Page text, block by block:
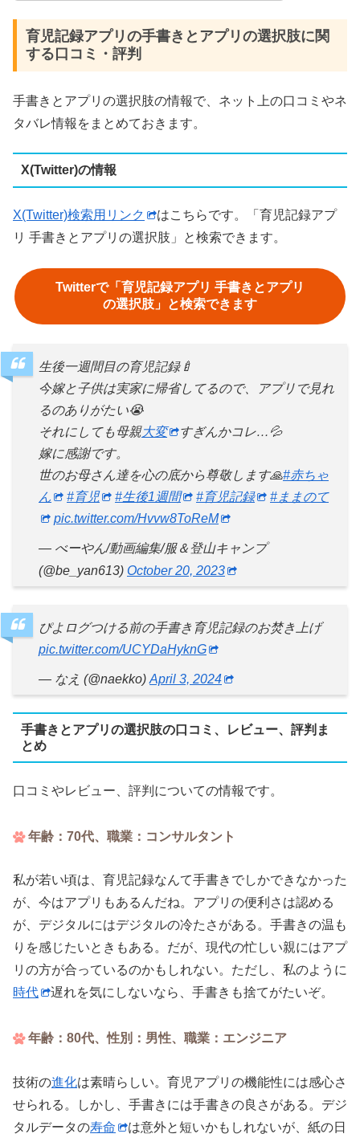
育児記録アプリの手書きとアプリの選択肢に関
する口コミ・評判
手書きとアプリの選択肢の情報で、ネット上の口コミやネ
タバレ情報をまとめておきます。
X(Twitter)の情報
X(Twitter)検索用リンク
はこちらです。「育児記録アプ
リ 手書きとアプリの選択肢」と検索できます。
Twitterで「育児記録アプリ 手書きとアプリ
の選択肢」と検索できます
生後一週間目の育児記録🍼
今嫁と子供は実家に帰省してるので、アプリで見れ
るのありがたい😭
それにしても母親大変
すぎんかコレ…💦
嫁に感謝です。
世のお母さん達を心の底から尊敬します🙏#赤ちゃ
ん
#育児 #生後1週間 #育児記録
#ままのて
pic.twitter.com/Hvvw8ToReM
— べーやん/動画編集/服＆登山キャンプ
(@be_yan613) October 20, 2023
ぴよログつける前の手書き育児記録のお焚き上げ
pic.twitter.com/UCYDaHyknG
— なえ (@naekko) April 3, 2024
手書きとアプリの選択肢の口コミ、レビュー、評判ま
とめ
口コミやレビュー、評判についての情報です。
年齢：70代、職業：コンサルタント
私が若い頃は、育児記録なんて手書きでしかできなかった
が、今はアプリもあるんだね。アプリの便利さは認める
が、デジタルにはデジタルの冷たさがある。手書きの温も
りを感じたいときもある。だが、現代の忙しい親にはアプ
リの方が合っているのかもしれない。ただし、私のように
時代
遅れを気にしないなら、手書きも捨てがたいぞ。
年齢：80代、性別：男性、職業：エンジニア
技術の進化は素晴らしい。育児アプリの機能性には感心さ
せられる。しかし、手書きには手書きの良さがある。デジ
タルデータの寿命
は意外と短いかもしれないが、紙の日